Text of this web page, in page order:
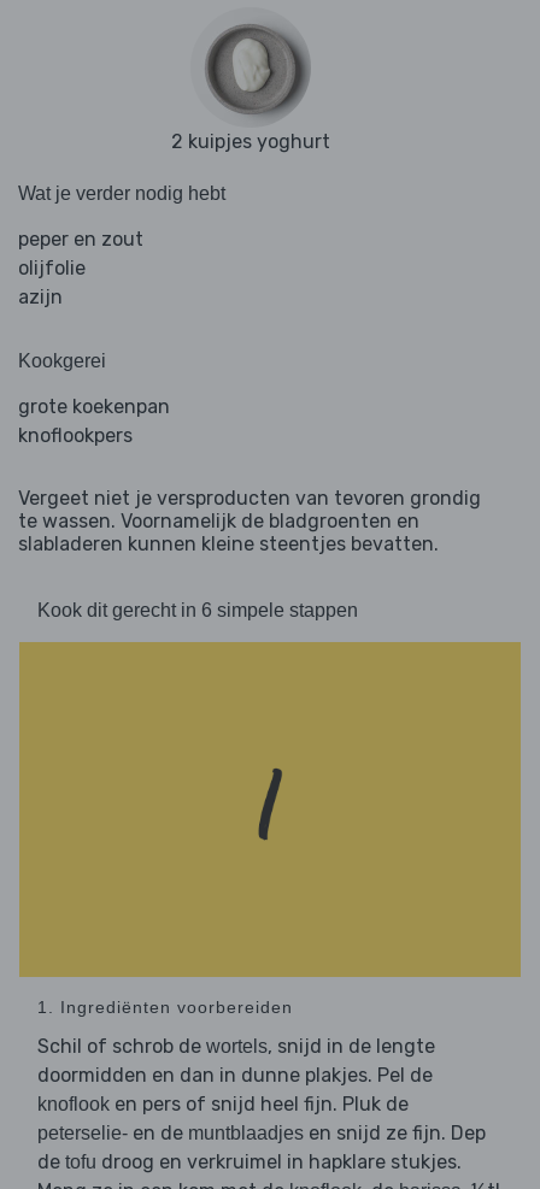
2 kuipjes yoghurt
Wat je verder nodig hebt
peper en zout
olijfolie
azijn
Kookgerei
grote koekenpan
knoflookpers
Vergeet niet je versproducten van tevoren grondig
te wassen. Voornamelijk de bladgroenten en
slabladeren kunnen kleine steentjes bevatten.
Kook dit gerecht in 6 simpele stappen
1. Ingrediënten voorbereiden
Schil of schrob de wortels, snijd in de lengte
doormidden en dan in dunne plakjes. Pel de
knoflook en pers of snijd heel fijn. Pluk de
peterselie- en de muntblaadjes en snijd ze fijn. Dep
de tofu droog en verkruimel in hapklare stukjes.